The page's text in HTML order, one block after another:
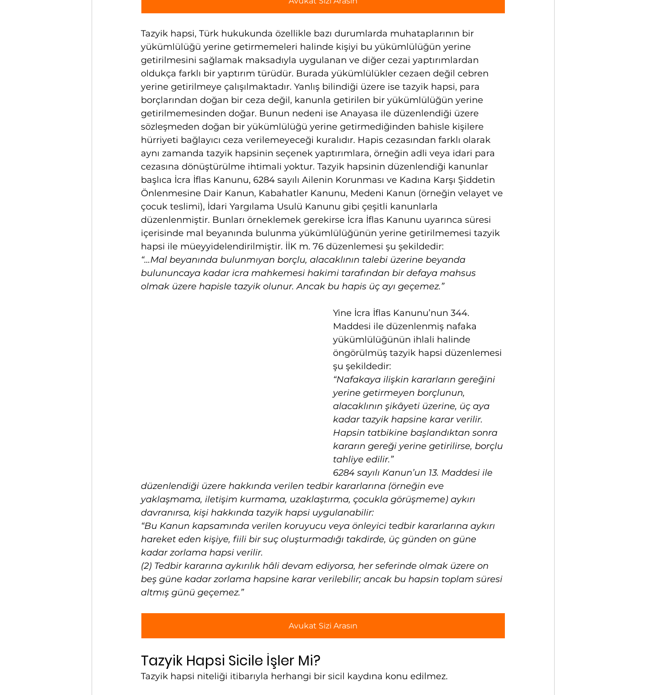
Tazyik hapsi, Türk hukukunda özellikle bazı durumlarda muhataplarının bir
yükümlülüğü yerine getirmemeleri halinde kişiyi bu yükümlülüğün yerine
getirilmesini sağlamak maksadıyla uygulanan ve diğer cezai yaptırımlardan
oldukça farklı bir yaptırım türüdür. Burada yükümlülükler cezaen değil cebren
yerine getirilmeye çalışılmaktadır. Yanlış bilindiği üzere ise tazyik hapsi, para
borçlarından doğan bir ceza değil, kanunla getirilen bir yükümlülüğün yerine
getirilmemesinden doğar. Bunun nedeni ise Anayasa ile düzenlendiği üzere
sözleşmeden doğan bir yükümlülüğü yerine getirmediğinden bahisle kişilere
hürriyeti bağlayıcı ceza verilemeyeceği kuralıdır. Hapis cezasından farklı olarak
aynı zamanda tazyik hapsinin seçenek yaptırımlara, örneğin adli veya idari para
cezasına dönüştürülme ihtimali yoktur. Tazyik hapsinin düzenlendiği kanunlar
başlıca İcra İflas Kanunu, 6284 sayılı Ailenin Korunması ve Kadına Karşı Şiddetin
Önlenmesine Dair Kanun, Kabahatler Kanunu, Medeni Kanun (örneğin velayet ve
çocuk teslimi), İdari Yargılama Usulü Kanunu gibi çeşitli kanunlarla
düzenlenmiştir. Bunları örneklemek gerekirse İcra İflas Kanunu uyarınca süresi
içerisinde mal beyanında bulunma yükümlülüğünün yerine getirilmemesi tazyik
hapsi ile müeyyidelendirilmiştir. İİK m. 76 düzenlemesi şu şekildedir:
“…Mal beyanında bulunmıyan borçlu, alacaklının talebi üzerine beyanda
bulununcaya kadar icra mahkemesi hakimi tarafından bir defaya mahsus
olmak üzere hapisle tazyik olunur. Ancak bu hapis üç ayı geçemez.”
Yine İcra İflas Kanunu’nun 344.
Maddesi ile düzenlenmiş nafaka
yükümlülüğünün ihlali halinde
öngörülmüş tazyik hapsi düzenlemesi
şu şekildedir:
“Nafakaya ilişkin kararların gereğini
yerine getirmeyen borçlunun,
alacaklının şikâyeti üzerine, üç aya
kadar tazyik hapsine karar verilir.
Hapsin tatbikine başlandıktan sonra
kararın gereği yerine getirilirse, borçlu
tahliye edilir.”
6284 sayılı Kanun’un 13. Maddesi ile
düzenlendiği üzere hakkında verilen tedbir kararlarına (örneğin eve
yaklaşmama, iletişim kurmama, uzaklaştırma, çocukla görüşmeme) aykırı
davranırsa, kişi hakkında tazyik hapsi uygulanabilir:
“Bu Kanun kapsamında verilen koruyucu veya önleyici tedbir kararlarına aykırı
hareket eden kişiye, fiili bir suç oluşturmadığı takdirde, üç günden on güne
kadar zorlama hapsi verilir.
(2) Tedbir kararına aykırılık hâli devam ediyorsa, her seferinde olmak üzere on
beş güne kadar zorlama hapsine karar verilebilir; ancak bu hapsin toplam süresi
altmış günü geçemez.”
Avukat Sizi Arasın
Tazyik Hapsi Sicile İşler Mi?
Tazyik hapsi niteliği itibarıyla herhangi bir sicil kaydına konu edilmez.